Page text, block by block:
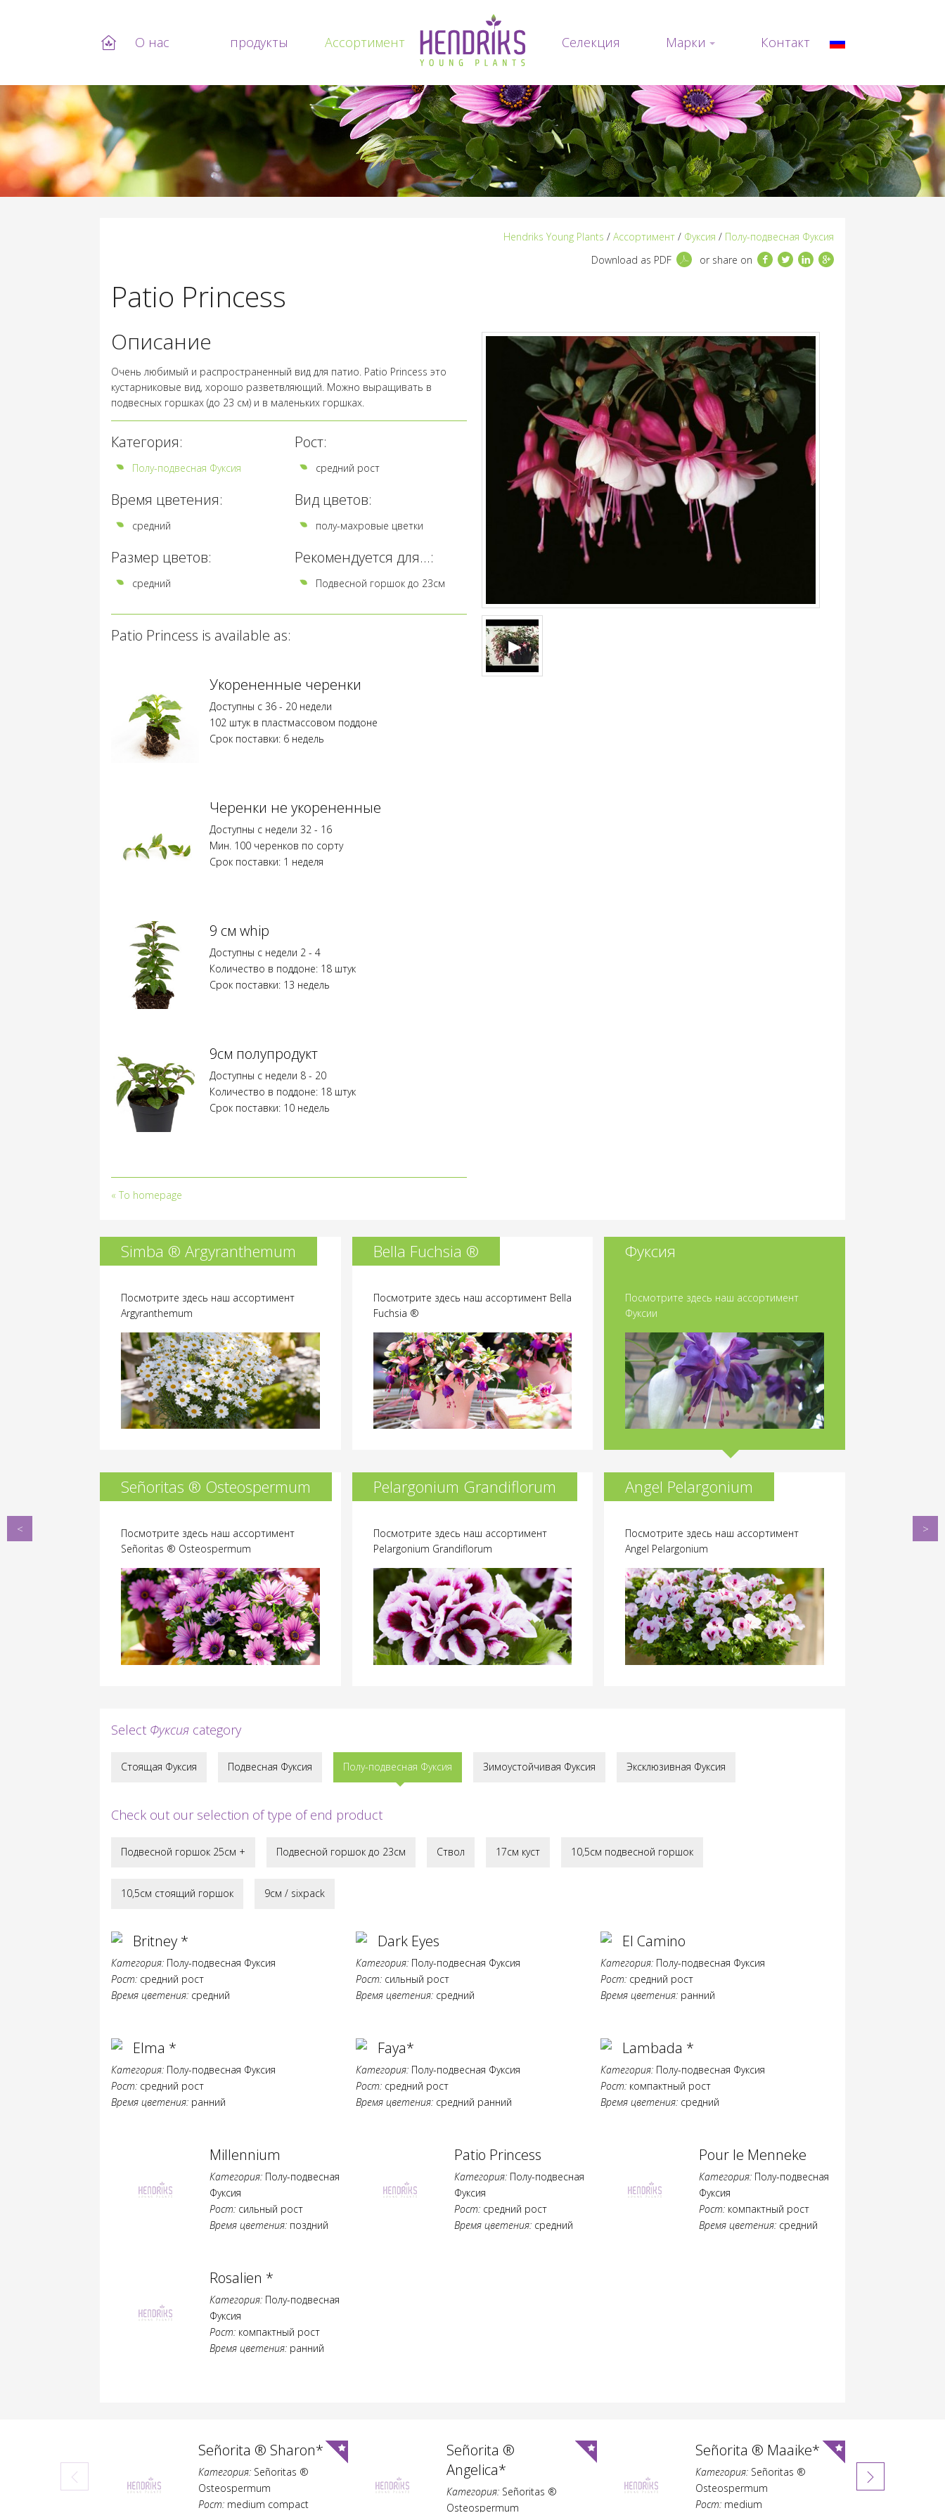
О нас продукты Ассортимент Voorpagina Селекция Марки Контакт
Hendriks Young Plants / Ассортимент / Фуксия / Полу-подвесная Фуксия
Download as PDF
or share on Facebook
TwitterLinkedInGoogle+
Patio Princess
Описание
Очень любимый и распространенный вид для патио. Patio Princess это
кустарниковые вид, хорошо разветвляющий. Можно выращивать в
подвесных горшках (до 23 см) и в маленьких горшках.
Категория:
Полу-подвесная Фуксия
Время цветения:
средний
Размер цветов:
средний
Рост:
средний рост
Вид цветов:
полу-махровые цветки
Рекомендуется для...:
Подвесной горшок до 23см
Patio Princess is available as:
Укорененные черенки
Доступны с 36 - 20 недели
102 штук в пластмассовом поддоне
Срок поставки: 6 недель
Черенки не укорененные
Доступны с недели 32 - 16
Мин. 100 черенков по сорту
Срок поставки: 1 неделя
9 см whip
Доступны с недели 2 - 4
Количество в поддоне: 18 штук
Срок поставки: 13 недель
9см полупродукт
Доступны с недели 8 - 20
Количество в поддоне: 18 штук
Срок поставки: 10 недель
« To homepage
Simba ® Argyranthemum
Посмотрите здесь наш ассортимент
Argyranthemum
Bella Fuchsia ®
Посмотрите здесь наш ассортимент Bella
Fuchsia ®
Фуксия
Посмотрите здесь наш ассортимент
Фуксии
Señoritas ® Osteospermum
Посмотрите здесь наш ассортимент
Señoritas ® Osteospermum
Pelargonium Grandiflorum
Посмотрите здесь наш ассортимент
Pelargonium Grandiflorum
Angel Pelargonium
Посмотрите здесь наш ассортимент
Angel Pelargonium
Select Фуксия category
Стоящая Фуксия Подвесная Фуксия Полу-подвесная Фуксия Зимоустойчивая Фуксия Эксклюзивная Фуксия
Check out our selection of type of end product
Подвесной горшок 25cм + Подвесной горшок до 23см Ствол 17см куст 10,5см подвесной горшок
10,5см стоящий горшок 9см / sixpack
Britney *
Категория: Полу-подвесная Фуксия
Рост: средний рост
Время цветения: средний
Dark Eyes
Категория: Полу-подвесная Фуксия
Рост: сильный рост
Время цветения: средний
El Camino
Категория: Полу-подвесная Фуксия
Рост: средний рост
Время цветения: ранний
Elma *
Категория: Полу-подвесная Фуксия
Рост: средний рост
Время цветения: ранний
Faya*
Категория: Полу-подвесная Фуксия
Рост: средний рост
Время цветения: средний ранний
Lambada *
Категория: Полу-подвесная Фуксия
Рост: компактный рост
Время цветения: средний
Millennium
Категория: Полу-подвесная
Фуксия
Рост: сильный рост
Время цветения: поздний
Patio Princess
Категория: Полу-подвесная
Фуксия
Рост: средний рост
Время цветения: средний
Pour le Menneke
Категория: Полу-подвесная
Фуксия
Рост: компактный рост
Время цветения: средний
Rosalien *
Категория: Полу-подвесная
Фуксия
Рост: компактный рост
Время цветения: ранний
Señorita ®
Angelica*
Категория:Señoritas ®
Osteospermum
Señorita ® Maaike*
Категория:Señoritas ®
Osteospermum
Рост:medium
Elegance Denise*
Категория:Elegance Serie
Рост:средний сильный рост
Время цветения: